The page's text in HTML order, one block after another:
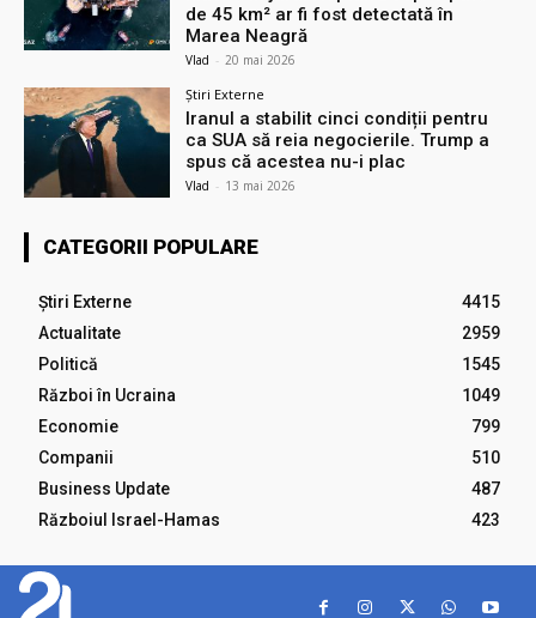
de 45 km² ar fi fost detectată în
Marea Neagră
Vlad - 20 mai 2026
Știri Externe
Iranul a stabilit cinci condiții pentru
ca SUA să reia negocierile. Trump a
spus că acestea nu-i plac
Vlad - 13 mai 2026
CATEGORII POPULARE
Știri Externe
4415
Actualitate
2959
Politică
1545
Război în Ucraina
1049
Economie
799
Companii
510
Business Update
487
Războiul Israel-Hamas
423